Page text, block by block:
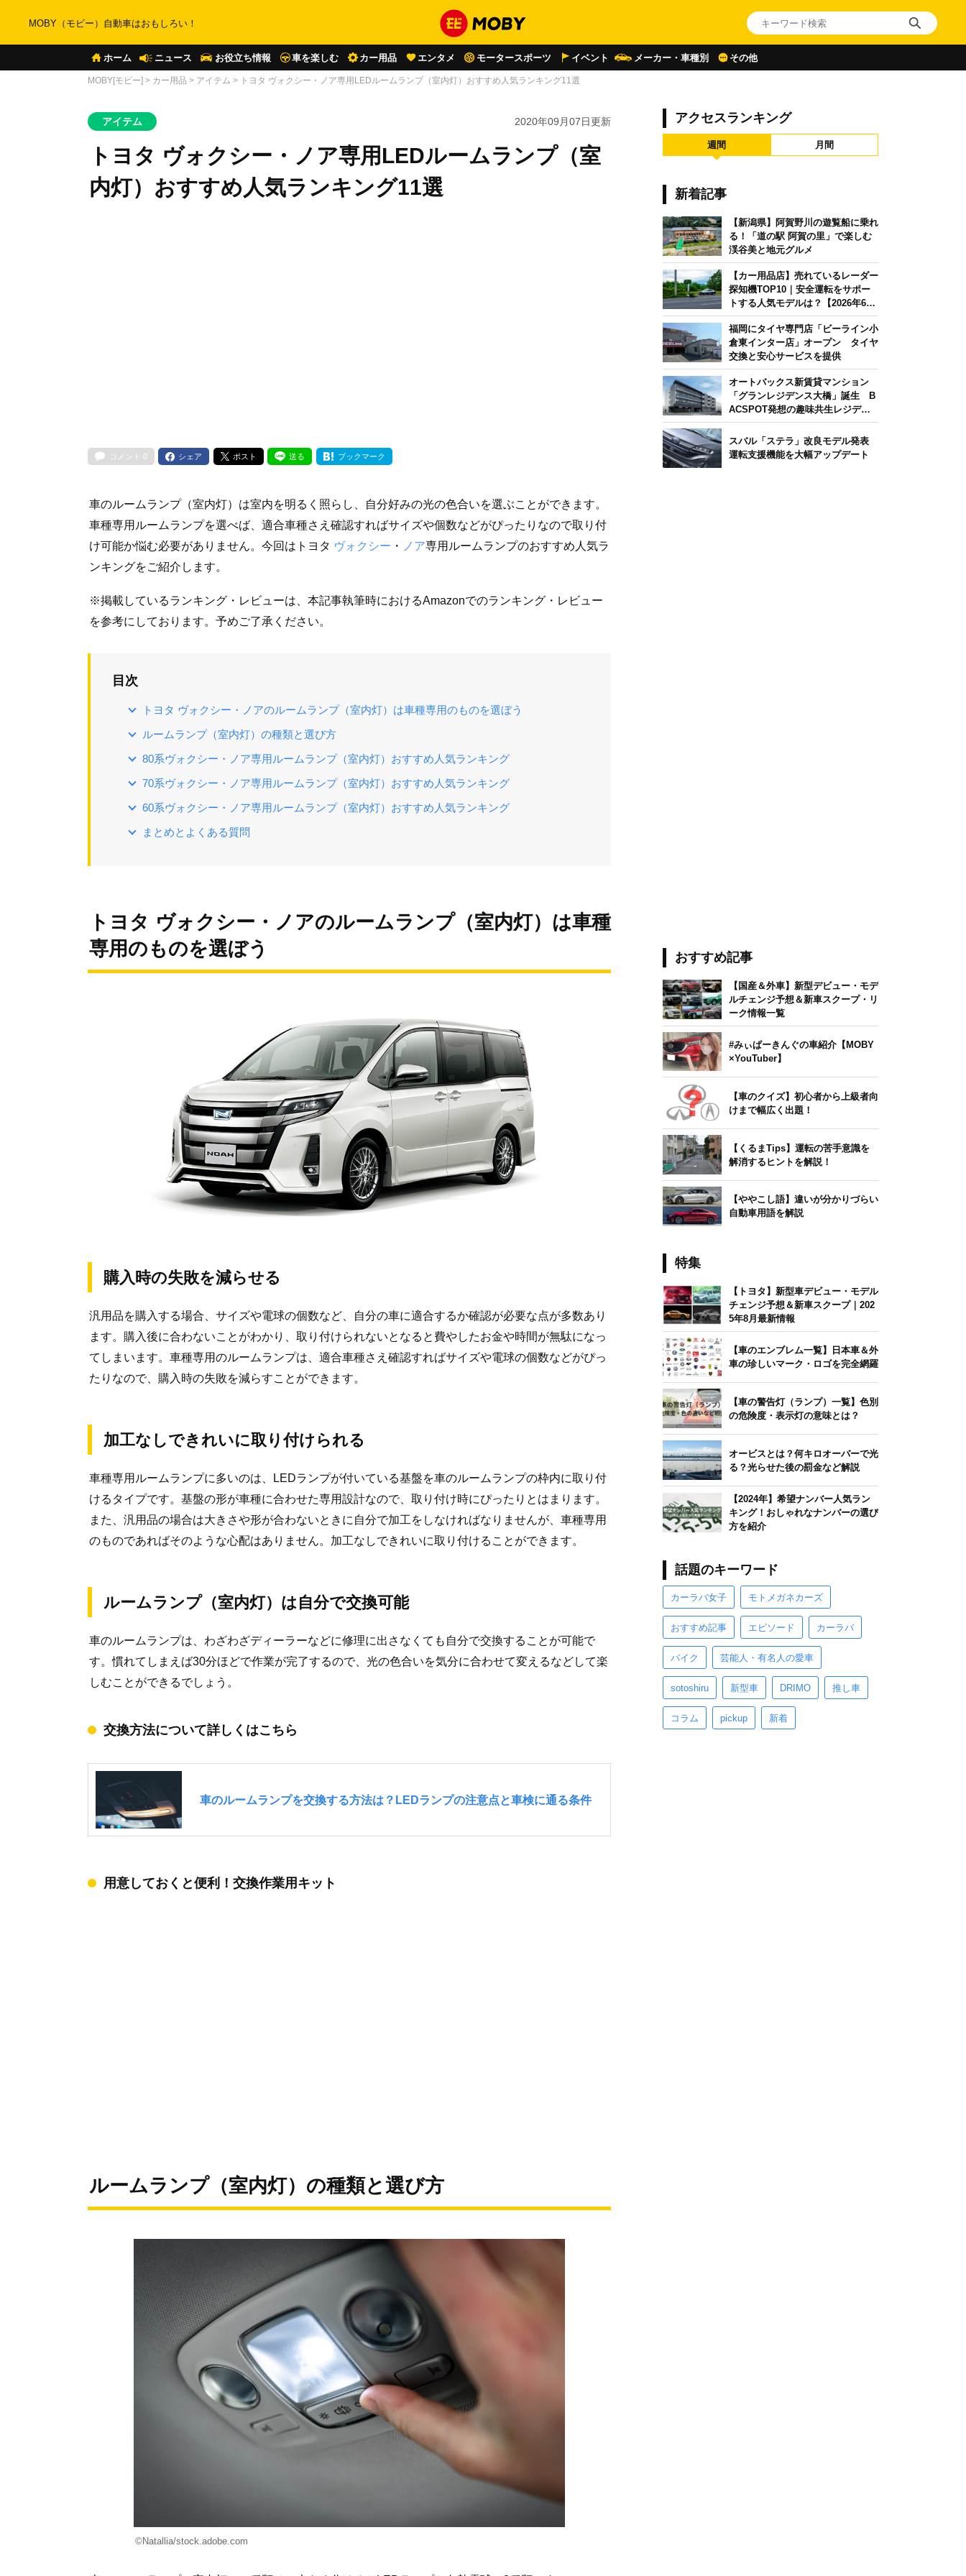
MOBY（モビー）自動車はおもしろい！
ホーム ニュース お役立ち情報 車を楽しむ カー用品 エンタメ モータースポーツ イベント メーカー・車種別 その他
MOBY[モビー] > カー用品 > アイテム > トヨタ ヴォクシー・ノア専用LEDルームランプ（室内灯）おすすめ人気ランキング11選
アイテム 2020年09月07日更新
トヨタ ヴォクシー・ノア専用LEDルームランプ（室
内灯）おすすめ人気ランキング11選
コメント 0 シェア ポスト 送る ブックマーク
車のルームランプ（室内灯）は室内を明るく照らし、自分好みの光の色合いを選ぶことができます。
車種専用ルームランプを選べば、適合車種さえ確認すればサイズや個数などがぴったりなので取り付
け可能か悩む必要がありません。今回はトヨタ ヴォクシー ・ ノア専用ルームランプのおすすめ人気ラ
ンキングをご紹介します。
※掲載しているランキング・レビューは、本記事執筆時におけるAmazonでのランキング・レビュー
を参考にしております。予めご了承ください。
目次
トヨタ ヴォクシー・ノアのルームランプ（室内灯）は車種専用のものを選ぼう
ルームランプ（室内灯）の種類と選び方
80系ヴォクシー・ノア専用ルームランプ（室内灯）おすすめ人気ランキング
70系ヴォクシー・ノア専用ルームランプ（室内灯）おすすめ人気ランキング
60系ヴォクシー・ノア専用ルームランプ（室内灯）おすすめ人気ランキング
まとめとよくある質問
トヨタ ヴォクシー・ノアのルームランプ（室内灯）は車種
専用のものを選ぼう
購入時の失敗を減らせる
汎用品を購入する場合、サイズや電球の個数など、自分の車に適合するか確認が必要な点が多数あり
ます。購入後に合わないことがわかり、取り付けられないとなると費やしたお金や時間が無駄になっ
てしまいます。車種専用のルームランプは、適合車種さえ確認すればサイズや電球の個数などがぴっ
たりなので、購入時の失敗を減らすことができます。
加工なしできれいに取り付けられる
車種専用ルームランプに多いのは、LEDランプが付いている基盤を車のルームランプの枠内に取り付
けるタイプです。基盤の形が車種に合わせた専用設計なので、取り付け時にぴったりとはまります。
また、汎用品の場合は大きさや形が合わないときに自分で加工をしなければなりませんが、車種専用
のものであればそのような心配はありません。加工なしできれいに取り付けることができます。
ルームランプ（室内灯）は自分で交換可能
車のルームランプは、わざわざディーラーなどに修理に出さなくても自分で交換することが可能で
す。慣れてしまえば30分ほどで作業が完了するので、光の色合いを気分に合わせて変えるなどして楽
しむことができるでしょう。
交換方法について詳しくはこちら
用意しておくと便利！交換作業用キット
ルームランプ（室内灯）の種類と選び方
©Natallia/stock.adobe.com
アクセスランキング
週間 月間
新着記事
【新潟県】阿賀野川の遊覧船に乗れ
る！「道の駅 阿賀の里」で楽しむ
渓谷美と地元グルメ
【カー用品店】売れているレーダー
探知機TOP10｜安全運転をサポー
トする人気モデルは？【2026年6月
版】
福岡にタイヤ専門店「ビーライン小
倉東インター店」オープン タイヤ
交換と安心サービスを提供
オートバックス新賃貸マンション
「グランレジデンス大橋」誕生 B
ACSPOT発想の趣味共生レジデン
ス
スバル「ステラ」改良モデル発表
運転支援機能を大幅アップデート
おすすめ記事
【国産＆外車】新型デビュー・モデ
ルチェンジ予想＆新車スクープ・リ
ーク情報一覧
#みぃぱーきんぐの車紹介【MOBY
×YouTuber】
【車のクイズ】初心者から上級者向
けまで幅広く出題！
【くるまTips】運転の苦手意識を
解消するヒントを解説！
【ややこし語】違いが分かりづらい
自動車用語を解説
特集
【トヨタ】新型車デビュー・モデル
チェンジ予想＆新車スクープ｜202
5年8月最新情報
【車のエンブレム一覧】日本車＆外
車の珍しいマーク・ロゴを完全網羅
【車の警告灯（ランプ）一覧】色別
の危険度・表示灯の意味とは？
オービスとは？何キロオーバーで光
る？光らせた後の罰金など解説
【2024年】希望ナンバー人気ラン
キング！おしゃれなナンバーの選び
方を紹介
話題のキーワード
カーラバ女子 モトメガネカーズ
おすすめ記事 エピソード カーラバ
バイク 芸能人・有名人の愛車
sotoshiru 新型車 DRIMO 推し車
コラム pickup 新着